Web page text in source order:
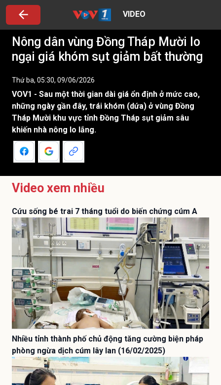
VIDEO
Nông dân vùng Đồng Tháp Mười lo
ngại giá khóm sụt giảm bất thường
Thứ ba, 05:30, 09/06/2026
VOV1 - Sau một thời gian dài giá ổn định ở mức cao,
những ngày gần đây, trái khóm (dứa) ở vùng Đồng
Tháp Mười khu vực tỉnh Đồng Tháp sụt giảm sâu
khiến nhà nông lo lắng.
Video xem nhiều
Cứu sống bé trai 7 tháng tuổi do biến chứng cúm A
Nhiều tỉnh thành phố chủ động tăng cường biện pháp
phòng ngừa dịch cúm lây lan (16/02/2025)